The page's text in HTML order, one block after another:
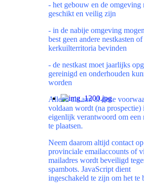
- het gebouw en de omgeving
geschikt en veilig zijn
- in de nabije omgeving
best geen andere nestkasten of
kerkuilterritoria bevinden
- de nestkast moet jaarlijks
gereinigd en onderhouden
worden
Alleen als aan al deze
voldaan wordt (na prospectie)
eigenlijk verantwoord om een
te plaatsen.
Neem daarom altijd contact
provinciale emailaccounts of
mailadres wordt beveiligd
spambots. JavaScript dient
ingeschakeld te zijn om het te